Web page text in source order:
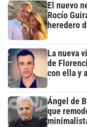
El nuevo
Rocío
heredero
La nueva
de
con ella y
Ángel de
que